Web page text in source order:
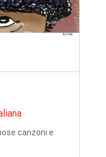
canzoni e